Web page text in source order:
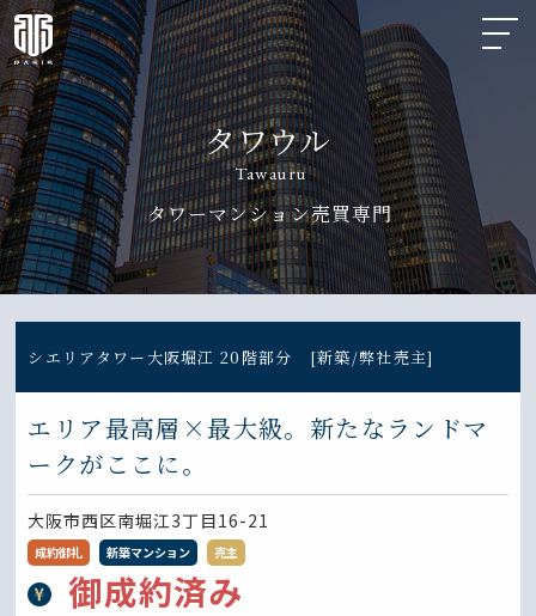
タワウル
Tawauru
タワーマンション売買専門
シエリアタワー大阪堀江 20階部分 [新築/弊社売主]
エリア最高層×最大級。新たなランドマ
ークがここに。
大阪市西区南堀江3丁目16-21
成約御礼 新築マンション 売主
御成約済み